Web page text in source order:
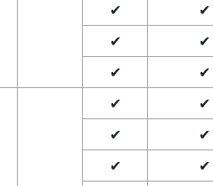
✔ ✔
✔ ✔
✔ ✔
✔ ✔
✔ ✔
✔ ✔